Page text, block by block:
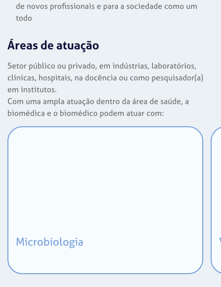
de novos profissionais e para a sociedade como um
todo
Áreas de atuação
Setor público ou privado, em indústrias, laboratórios,
clínicas, hospitais, na docência ou como pesquisador(a)
em institutos.
Com uma ampla atuação dentro da área de saúde, a
biomédica e o biomédico podem atuar com:
Microbiologia